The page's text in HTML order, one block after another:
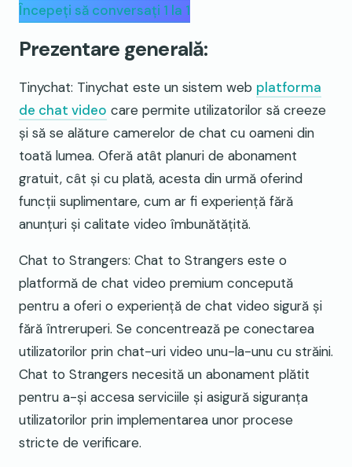
Începeți să conversați 1 la 1
Prezentare generală:
Tinychat: Tinychat este un sistem web platforma
de chat video care permite utilizatorilor să creeze
și să se alăture camerelor de chat cu oameni din
toată lumea. Oferă atât planuri de abonament
gratuit, cât și cu plată, acesta din urmă oferind
funcții suplimentare, cum ar fi experiență fără
anunțuri și calitate video îmbunătățită.
Chat to Strangers: Chat to Strangers este o
platformă de chat video premium concepută
pentru a oferi o experiență de chat video sigură și
fără întreruperi. Se concentrează pe conectarea
utilizatorilor prin chat-uri video unu-la-unu cu străini.
Chat to Strangers necesită un abonament plătit
pentru a-și accesa serviciile și asigură siguranța
utilizatorilor prin implementarea unor procese
stricte de verificare.